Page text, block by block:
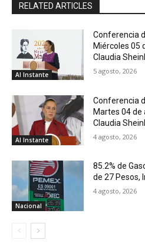
RELATED ARTICLES
Al Instante
Conferencia
Miércoles 05
Claudia
5 agosto, 2026
Al Instante
Conferencia
Martes 04 de
Claudia
4 agosto, 2026
Nacional
85.2% de
de 27 Pesos,
4 agosto, 2026